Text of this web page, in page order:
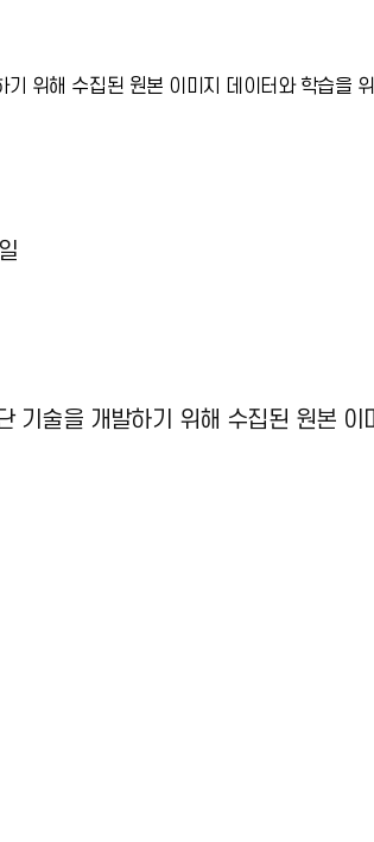
위해 수집된 원본 이미지 데이터와 학습을
기술을 개발하기 위해 수집된 원본